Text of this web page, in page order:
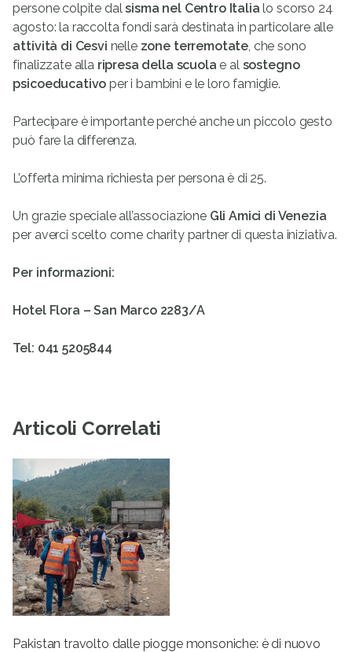
persone colpite dalsisma nel Centro Italialo scorso 24
agosto: la raccolta fondi sarà destinata in particolare alle
attività di Cesvi nelle zone terremotate, che sono
finalizzate alla ripresa della scuola e al sostegno
psicoeducativo per i bambini e le loro famiglie.
Partecipare è importante perché anche un piccolo gesto
può fare la differenza.
L’offerta minima richiesta per persona è di 25.
Un grazie speciale all’associazione Gli Amici di Venezia
per averci scelto come charity partner di questa iniziativa.
Per informazioni:
Hotel Flora – San Marco 2283/A
Tel: 041 5205844
Articoli Correlati
Pakistan travolto dalle piogge monsoniche: è di nuovo